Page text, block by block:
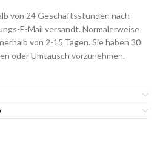
von 24 Geschäftsstunden nach
E-Mail versandt. Normalerweise
von 2-15 Tagen. Sie haben 30
oder Umtausch vorzunehmen.